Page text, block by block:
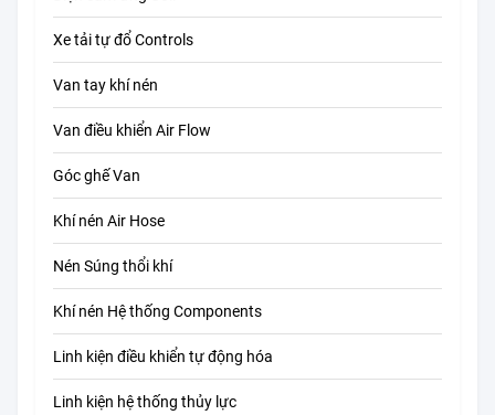
Xe tải tự đổ Controls
Van tay khí nén
Van điều khiển Air Flow
Góc ghế Van
Khí nén Air Hose
Nén Súng thổi khí
Khí nén Hệ thống Components
Linh kiện điều khiển tự động hóa
Linh kiện hệ thống thủy lực